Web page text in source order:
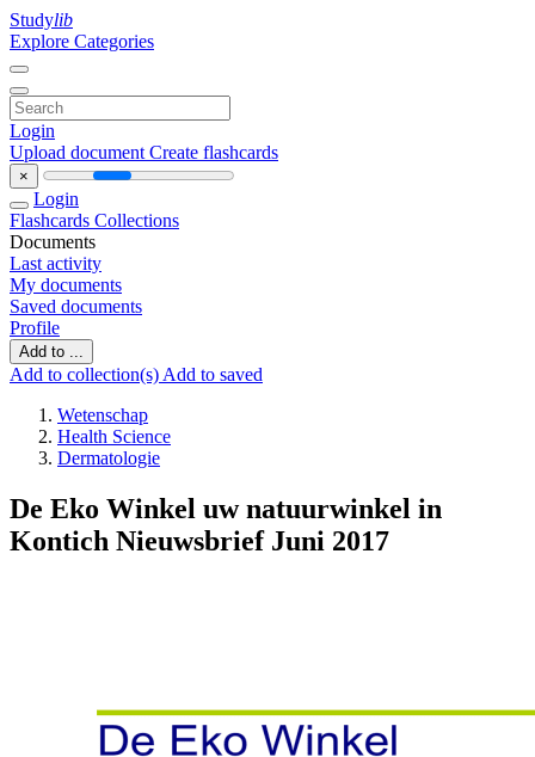
Studylib
Explore Categories
Login
Upload document Create flashcards
×
Login
Flashcards Collections
Documents
Last activity
My documents
Saved documents
Profile
Add to ...
Add to collection(s) Add to saved
Wetenschap
Health Science
Dermatologie
De Eko Winkel uw natuurwinkel in
Kontich Nieuwsbrief Juni 2017